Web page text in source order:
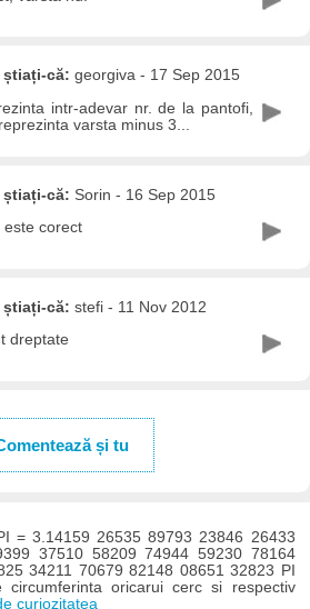
știați-că: georgiva - 17 Sep 2015
intr-adevar nr. de la pantofi,
varsta minus 3...
știați-că: Sorin - 16 Sep 2015
este corect
știați-că: stefi - 11 Nov 2012
dreptate
și tu
= 3.14159 26535 89793 23846 26433
37510 58209 74944 59230 78164
34211 70679 82148 08651 32823 PI
circumferinta oricarui cerc si respectiv
curiozitatea